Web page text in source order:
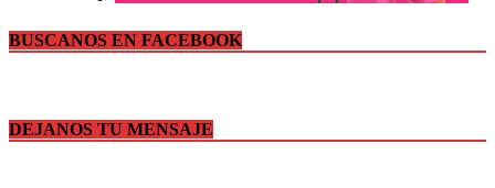
BUSCANOS EN FACEBOOK
DEJANOS TU MENSAJE